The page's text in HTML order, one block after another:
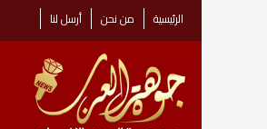
الرئيسية من نحن أرسل لنا